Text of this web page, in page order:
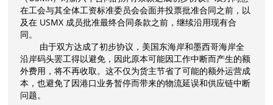
在工会与其全体工资标准委员会会面并投票批准合同之前，以
及在 USMX 成员批准最终合同条款之前，继续沿用现有合
同。
由于双方达成了初步协议，美国东海岸和墨西哥海岸全
沿岸码头罢工得以避免，因此原本可能因工作中断而产生的额
外费用，将不再收取。这不仅为货主节省了可能的额外运营成
本，也避免了因港口业务暂停而带来的物流延误和供应链中断
问题。